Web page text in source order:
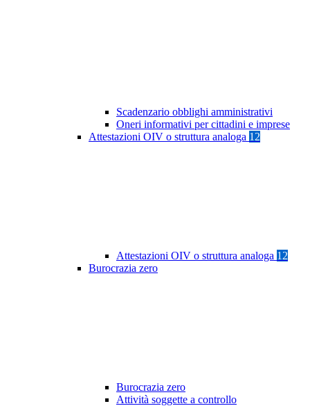
Scadenzario obblighi amministrativi
Oneri informativi per cittadini e imprese
Attestazioni OIV o struttura analoga 12
Attestazioni OIV o struttura analoga 12
Burocrazia zero
Burocrazia zero
Attività soggette a controllo